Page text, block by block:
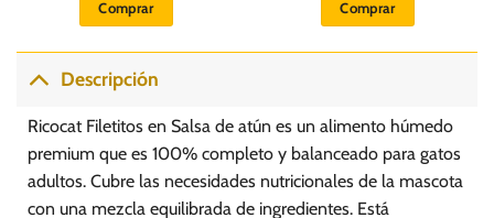
Comprar Comprar
Descripción
Ricocat Filetitos en Salsa de atún es un alimento húmedo
premium que es 100% completo y balanceado para gatos
adultos. Cubre las necesidades nutricionales de la mascota
con una mezcla equilibrada de ingredientes. Está